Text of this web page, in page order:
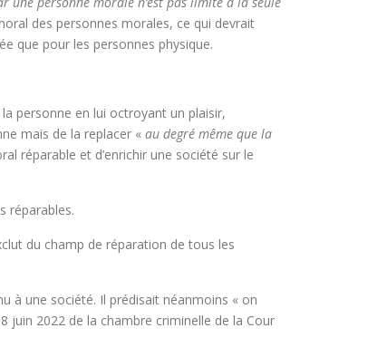
des personnes morales, ce qui devrait
que pour les personnes physique.
personne en lui octroyant un plaisir,
mais de la replacer « au degré même que la
réparable et d’enrichir une société sur le
réparables.
du champ de réparation de tous les
à une société. Il prédisait néanmoins « on
juin 2022 de la chambre criminelle de la Cour